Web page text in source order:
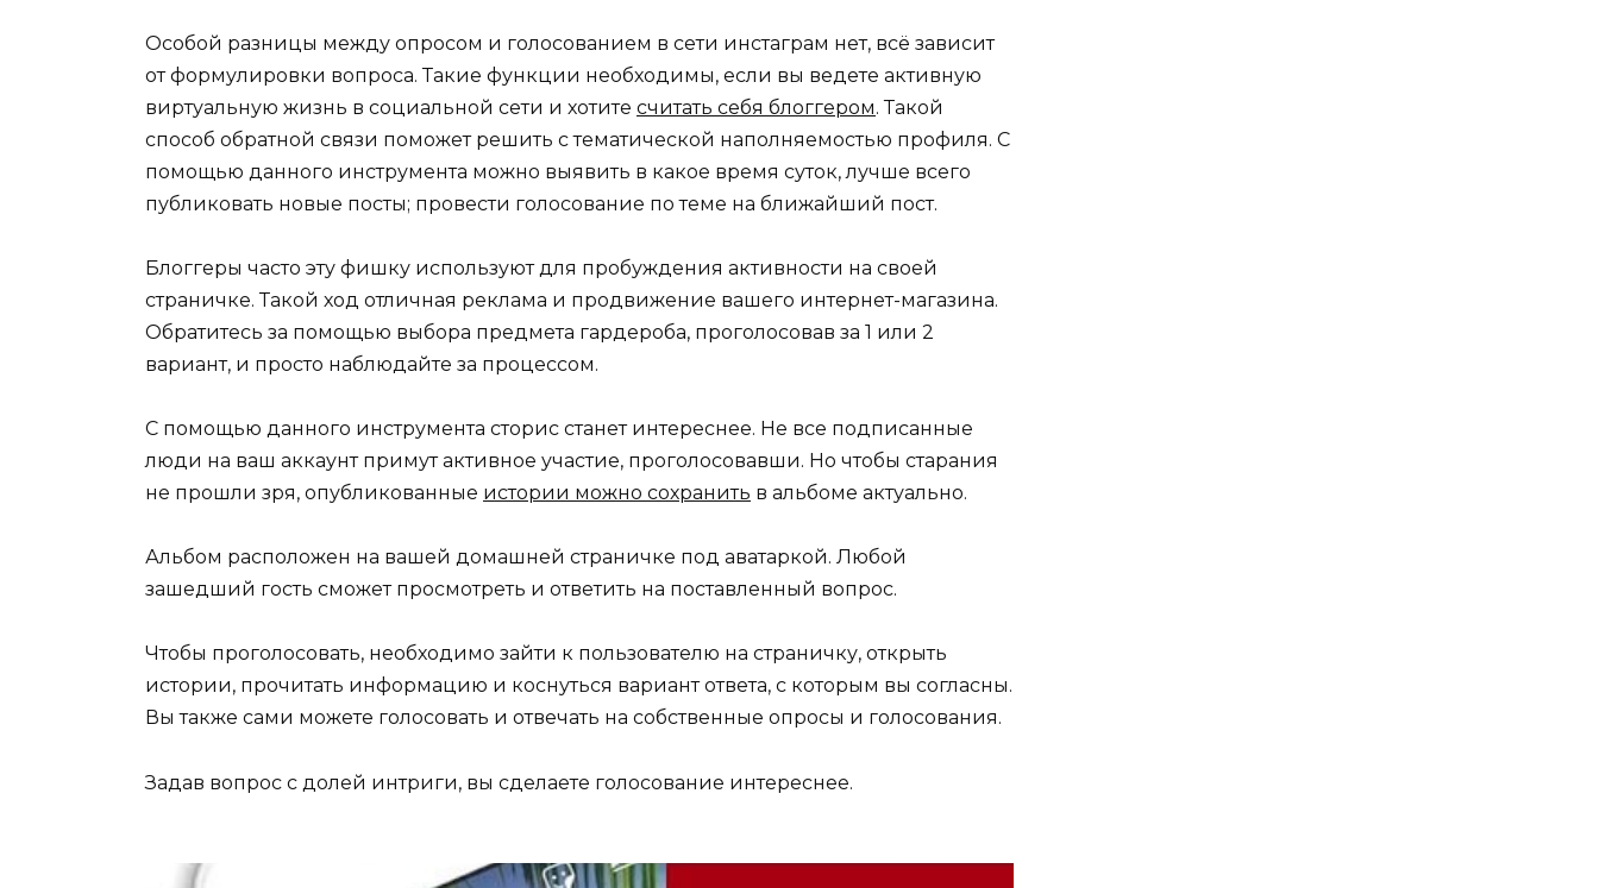
Особой разницы между опросом и голосованием в сети инстаграм нет, всё зависит
от формулировки вопроса. Такие функции необходимы, если вы ведете активную
виртуальную жизнь в социальной сети и хотите считать себя блоггером. Такой
способ обратной связи поможет решить с тематической наполняемостью профиля. С
помощью данного инструмента можно выявить в какое время суток, лучше всего
публиковать новые посты; провести голосование по теме на ближайший пост.
Блоггеры часто эту фишку используют для пробуждения активности на своей
страничке. Такой ход отличная реклама и продвижение вашего интернет-магазина.
Обратитесь за помощью выбора предмета гардероба, проголосовав за 1 или 2
вариант, и просто наблюдайте за процессом.
С помощью данного инструмента сторис станет интереснее. Не все подписанные
люди на ваш аккаунт примут активное участие, проголосовавши. Но чтобы старания
не прошли зря, опубликованные истории можно сохранить в альбоме актуально.
Альбом расположен на вашей домашней страничке под аватаркой. Любой
зашедший гость сможет просмотреть и ответить на поставленный вопрос.
Чтобы проголосовать, необходимо зайти к пользователю на страничку, открыть
истории, прочитать информацию и коснуться вариант ответа, с которым вы согласны.
Вы также сами можете голосовать и отвечать на собственные опросы и голосования.
Задав вопрос с долей интриги, вы сделаете голосование интереснее.